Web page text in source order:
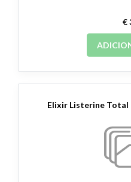
€
Elixir Listerine Total